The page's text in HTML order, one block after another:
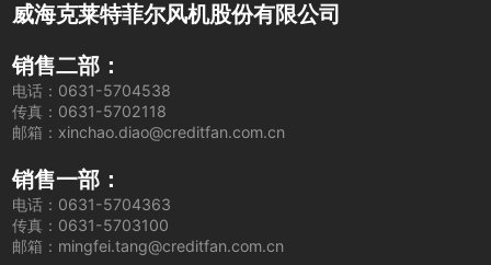
威海克莱特菲尔风机股份有限公司
销售二部：
电话：0631-5704538
传真：0631-5702118
邮箱：xinchao.diao@creditfan.com.cn
销售一部：
电话：0631-5704363
传真：0631-5703100
邮箱：mingfei.tang@creditfan.com.cn